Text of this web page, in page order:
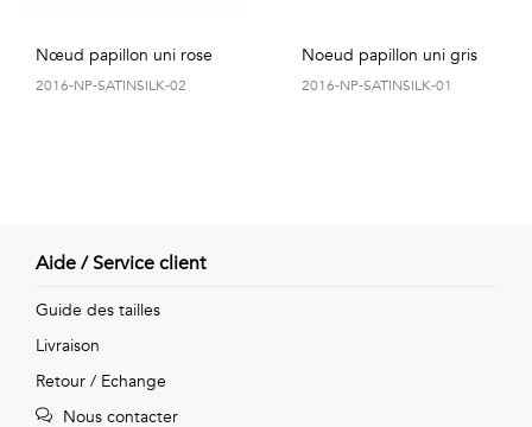
Nœud papillon uni rose
2016-NP-SATINSILK-02
Noeud papillon uni gris
2016-NP-SATINSILK-01
Aide / Service client
Guide des tailles
Livraison
Retour / Echange
Nous contacter